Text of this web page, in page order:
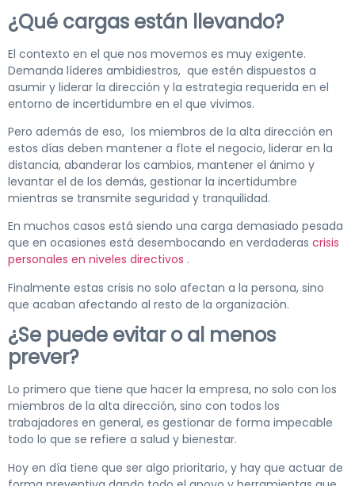
¿Qué cargas están llevando?
El contexto en el que nos movemos es muy exigente.
Demanda líderes ambidiestros, que estén dispuestos a
asumir y liderar la dirección y la estrategia requerida en el
entorno de incertidumbre en el que vivimos.
Pero además de eso, los miembros de la alta dirección en
estos días deben mantener a flote el negocio, liderar en la
distancia, abanderar los cambios, mantener el ánimo y
levantar el de los demás, gestionar la incertidumbre
mientras se transmite seguridad y tranquilidad.
En muchos casos está siendo una carga demasiado pesada
que en ocasiones está desembocando en verdaderas crisis
personales en niveles directivos .
Finalmente estas crisis no solo afectan a la persona, sino
que acaban afectando al resto de la organización.
¿Se puede evitar o al menos
prever?
Lo primero que tiene que hacer la empresa, no solo con los
miembros de la alta dirección, sino con todos los
trabajadores en general, es gestionar de forma impecable
todo lo que se refiere a salud y bienestar.
Hoy en día tiene que ser algo prioritario, y hay que actuar de